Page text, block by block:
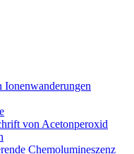
Ionenwanderungen
von Acetonperoxid
Chemolumineszenz